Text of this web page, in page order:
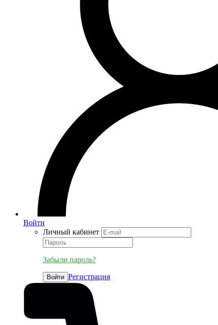
Войти
Личный кабинет
Забыли пароль?
Войти Регистрация